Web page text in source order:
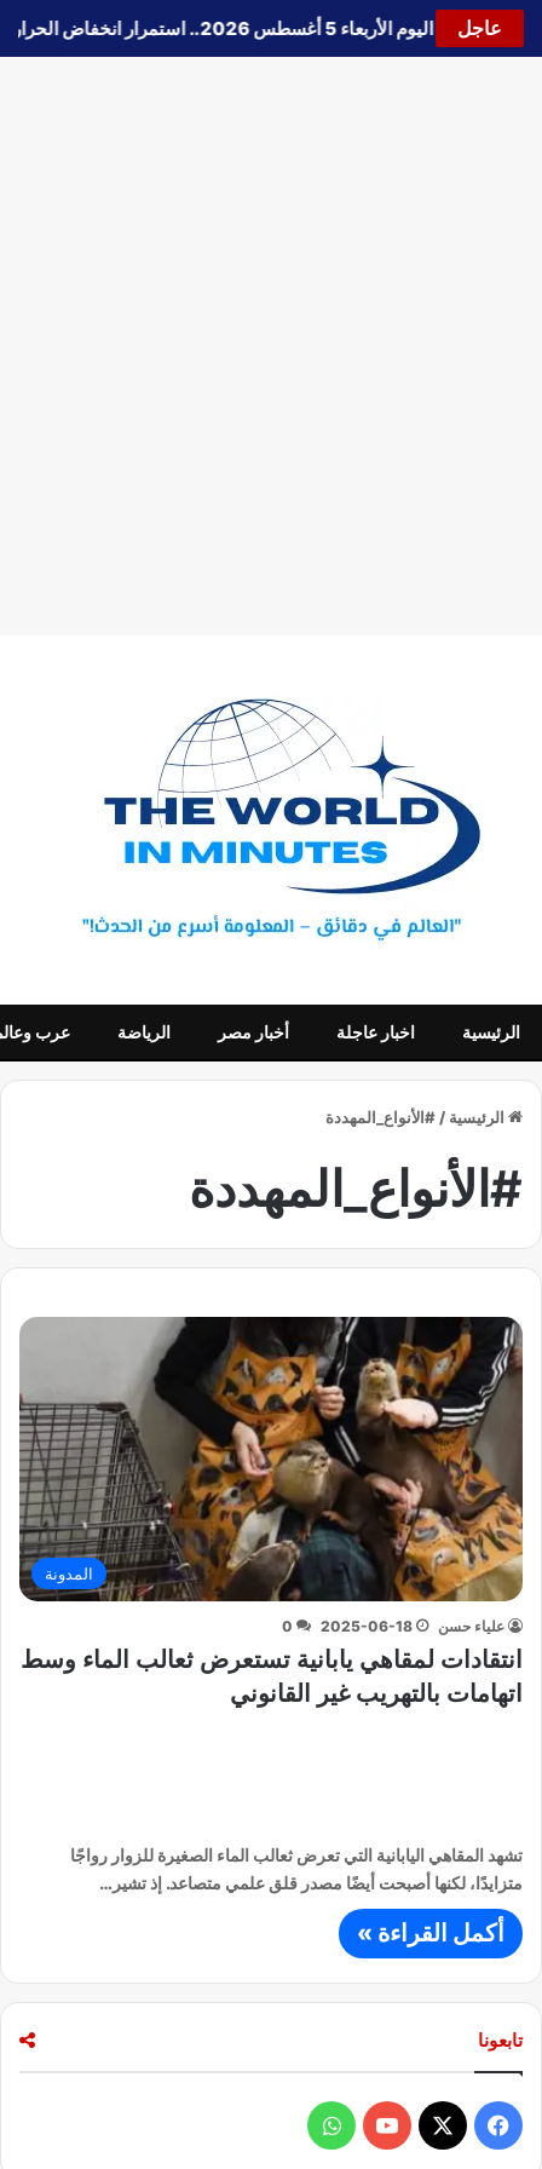
عاجل
حالة الطقس اليوم الأربعاء 5 أغسطس 2026.. استمرار انخفاض الحرارة وتحذيرات من الشبورة واضطراب الملاحة
الرئيسية اخبار عاجلة أخبار مصر الرياضة عرب
الرئيسية / #الأنواع_المهددة
#الأنواع_المهددة
المدونة
علياء حسن 2025-06-18
0
انتقادات لمقاهي يابانية تستعرض ثعالب الماء وسط
اتهامات بالتهريب غير القانوني
تشهد المقاهي اليابانية التي تعرض ثعالب الماء الصغيرة للزوار رواجًا
متزايدًا، لكنها أصبحت أيضًا مصدر قلق علمي متصاعد. إذ تشير…
أكمل القراءة »
تابعونا